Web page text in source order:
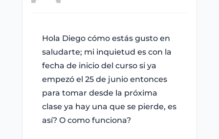
Hola Diego cómo estás gusto en
saludarte; mi inquietud es con la
fecha de inicio del curso si ya
empezó el 25 de junio entonces
para tomar desde la próxima
clase ya hay una que se pierde, es
así? O como funciona?